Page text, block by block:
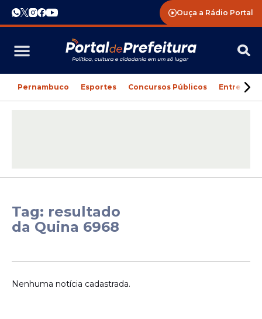
Ouça a Rádio Portal
Pernambuco Esportes Concursos Públicos
Tag: resultado
da Quina 6968
Nenhuma notícia cadastrada.